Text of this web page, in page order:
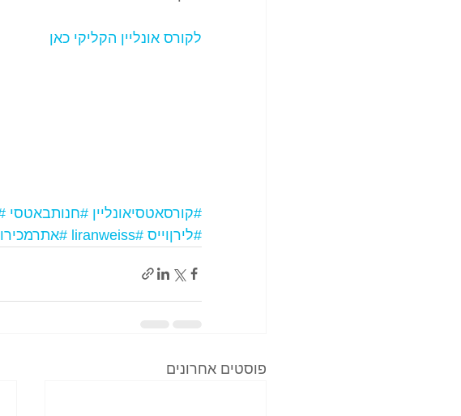
לקורס אונליין הקליקי כאן
#קורסאטסיאונליין #חנותבאטסי
#לירןוייס #liranweiss
פוסטים אחרונים